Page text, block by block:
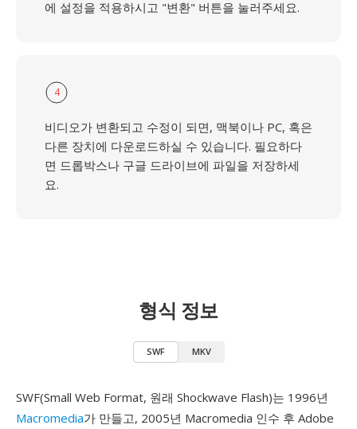
에 설정을 적용하시고 "변환" 버튼을 눌러주세요.
4
비디오가 변환되고 수정이 되면, 맥북이나 PC, 혹은
다른 장치에 다운로드하실 수 있습니다. 필요하다
면 드롭박스나 구글 드라이브에 파일을 저장하세
요.
형식 정보
SWF MKV
SWF(Small Web Format, 원래 Shockwave Flash)는 1996년
Macromedia가 만들고, 2005년 Macromedia 인수 후 Adobe